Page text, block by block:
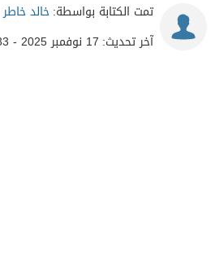
تمت الكتابة بواسطة:خالد خاطر
آخر تحديث: 17 نوفمبر 2025 - 10:33ص